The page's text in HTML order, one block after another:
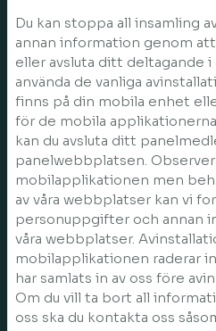
Du kan stoppa all insamling
annan information genom
eller avsluta ditt deltagande i
använda de vanliga
finns på din mobila enhet
för de mobila
kan du avsluta ditt
panelwebbplatsen.
mobilapplikationen men
av våra webbplatser kan vi
personuppgifter och annan
våra webbplatser.
mobilapplikationen raderar
har samlats in av oss före
Om du vill ta bort all
oss ska du kontakta oss